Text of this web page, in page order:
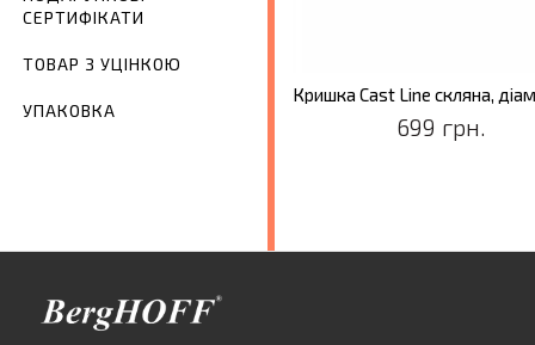
СЕРТИФІКАТИ
ТОВАР З УЦІНКОЮ
УПАКОВКА
699 грн.